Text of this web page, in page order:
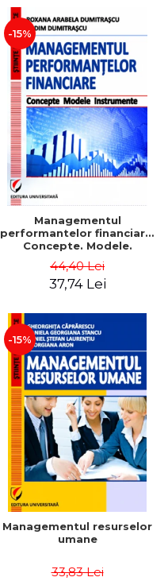
-15%
Managementul
performantelor financiare.
Concepte. Modele.
44,40 Lei
37,74 Lei
-15%
Managementul resurselor
umane
33,83 Lei